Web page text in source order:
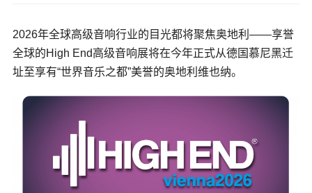
2026年全球高级音响行业的目光都将聚焦奥地利——享誉
全球的High End高级音响展将在今年正式从德国慕尼黑迁
址至享有“世界音乐之都”美誉的奥地利维也纳。